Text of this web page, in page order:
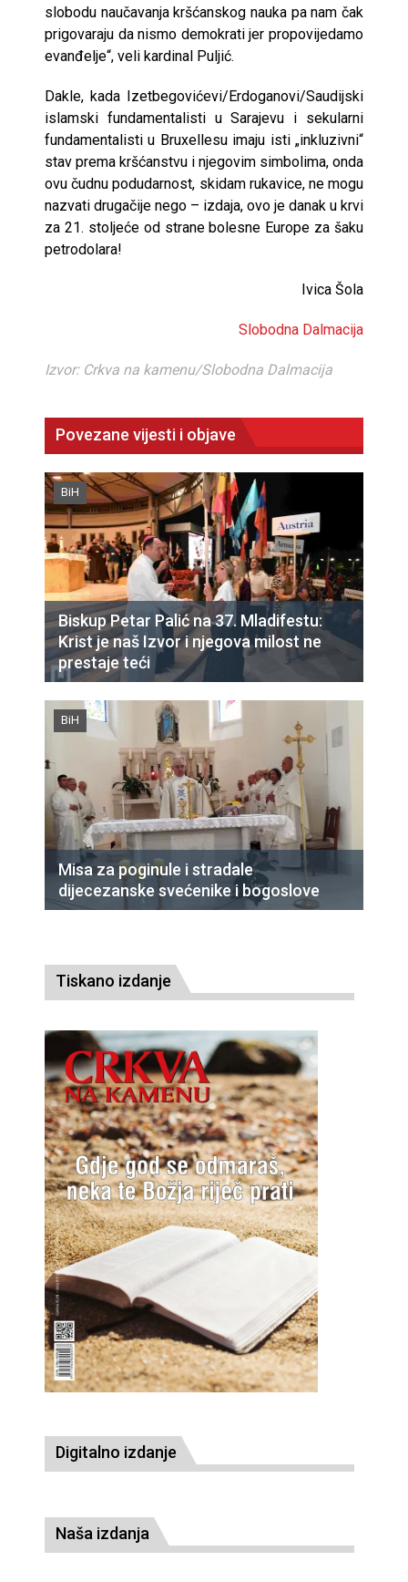
slobodu naučavanja kršćanskog nauka pa nam čak
prigovaraju da nismo demokrati jer propovijedamo
evanđelje“, veli kardinal Puljić.
Dakle, kada Izetbegovićevi/Erdoganovi/Saudijski
islamski fundamentalisti u Sarajevu i sekularni
fundamentalisti u Bruxellesu imaju isti „inkluzivni“
stav prema kršćanstvu i njegovim simbolima, onda
ovu čudnu podudarnost, skidam rukavice, ne mogu
nazvati drugačije nego – izdaja, ovo je danak u krvi
za 21. stoljeće od strane bolesne Europe za šaku
petrodolara!
Ivica Šola
Slobodna Dalmacija
Izvor: Crkva na kamenu/Slobodna Dalmacija
Povezane vijesti i objave
BiH
Biskup Petar Palić na 37. Mladifestu:
Krist je naš Izvor i njegova milost ne
prestaje teći
BiH
Misa za poginule i stradale
dijecezanske svećenike i bogoslove
Tiskano izdanje
Digitalno izdanje
Naša izdanja